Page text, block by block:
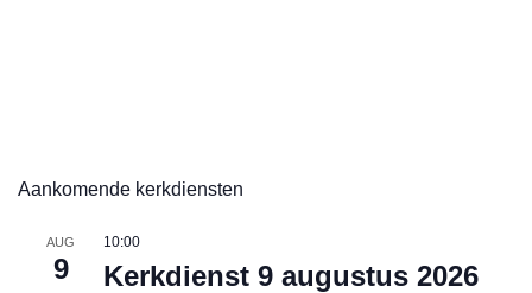
Aankomende kerkdiensten
AUG
9
10:00
Kerkdienst 9 augustus 2026